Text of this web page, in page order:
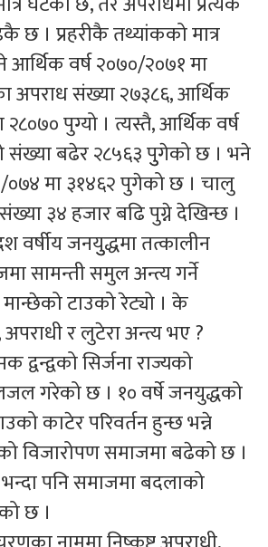
छ । प्रहरीकै तथ्यांकको मात्र
आर्थिक वर्ष २०७०/२०७१ मा
अपराध संख्या २७३८६, आर्थिक
पुग्यो । त्यस्तै, आर्थिक वर्ष
संख्या बढेर २८५६३ पुुगेको छ । भने
०७४ मा ३१४६२ पुगेको छ । चालु
३४ हजार बढि पुग्ने देखिन्छ ।
वर्षीय जनयुुद्धमा तत्कालीन
सामन्ती समुल अन्त्य गर्ने
टाउको रेट्यो । के
र लुटेरा अन्त्य भए ?
द्वन्द्वको सिर्जना राज्यको
गरेको छ । १० वर्षे जनयुद्धको
काटेर परिवर्तन हुन्छ भन्ने
विजारोपण समाजमा बढेको छ ।
पनि समाजमा बदलाको
छ ।